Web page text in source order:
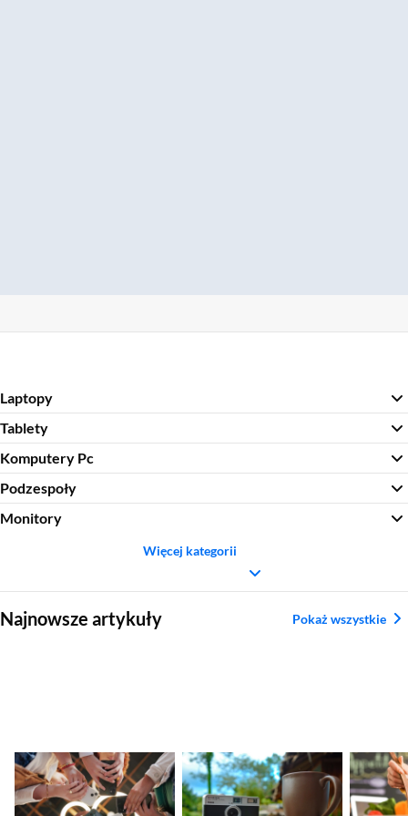
Laptopy
Tablety
Komputery Pc
Podzespoły
Monitory
Więcej kategorii
Najnowsze artykuły Pokaż wszystkie
Nadchodzące
premiery smartfonów
– kalendarz nowości
Ranking aparatów
kompaktowych.
Najlepsze modele
2026